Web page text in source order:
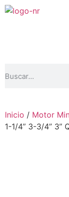
Inicio / Motor
1-1/4” 3-3/4” 3”